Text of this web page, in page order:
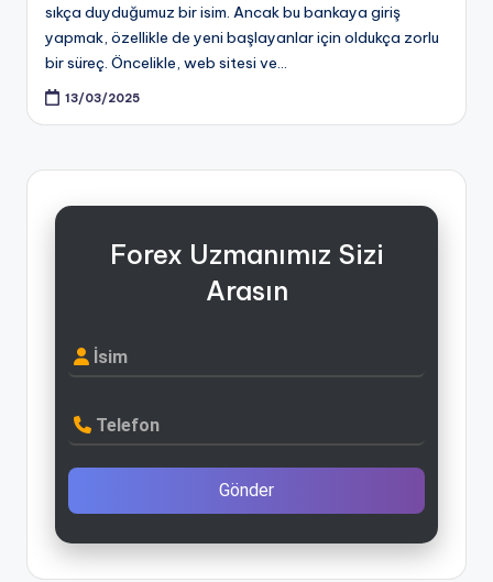
sıkça duyduğumuz bir isim. Ancak bu bankaya giriş
yapmak, özellikle de yeni başlayanlar için oldukça zorlu
bir süreç. Öncelikle, web sitesi ve…
13/03/2025
Forex Uzmanımız Sizi
Arasın
İsim
Telefon
Gönder